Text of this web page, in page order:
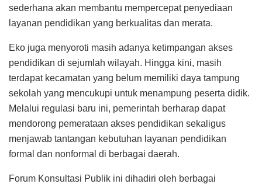
sederhana akan membantu mempercepat penyediaan
layanan pendidikan yang berkualitas dan merata.
Eko juga menyoroti masih adanya ketimpangan akses
pendidikan di sejumlah wilayah. Hingga kini, masih
terdapat kecamatan yang belum memiliki daya tampung
sekolah yang mencukupi untuk menampung peserta didik.
Melalui regulasi baru ini, pemerintah berharap dapat
mendorong pemerataan akses pendidikan sekaligus
menjawab tantangan kebutuhan layanan pendidikan
formal dan nonformal di berbagai daerah.
Forum Konsultasi Publik ini dihadiri oleh berbagai